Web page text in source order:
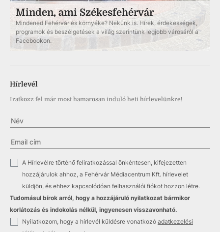
Minden, ami Székesfehérvár
Mindened Fehérvár és környéke? Nekünk is. Hírek, érdekességek,
programok és beszélgetések a világ szerintünk legjobb városáról a
Facebookon.
Hírlevél
Iratkozz fel már most hamarosan induló heti hírlevelünkre!
A Hírlevélre történő feliratkozással önkéntesen, kifejezetten
hozzájárulok ahhoz, a Fehérvár Médiacentrum Kft. hírlevelet
küldjön, és ehhez kapcsolódóan felhasználói fiókot hozzon létre.
Tudomásul bírok arról, hogy a hozzájáruló nyilatkozat bármikor
korlátozás és indokolás nélkül, ingyenesen visszavonható.
Nyilatkozom, hogy a hírlevél küldésre vonatkozó adatkezelési